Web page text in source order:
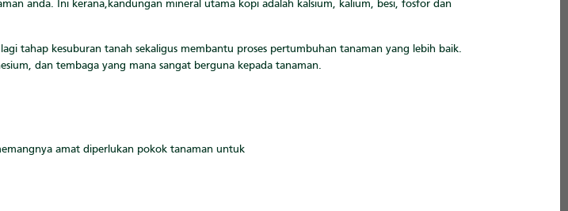
anda. Ini kerana,kandungan mineral utama kopi adalah kalsium, kalium, besi, fosfor dan
tahap kesuburan tanah sekaligus membantu proses pertumbuhan tanaman yang lebih baik.
dan tembaga yang mana sangat berguna kepada tanaman.
amat diperlukan pokok tanaman untuk